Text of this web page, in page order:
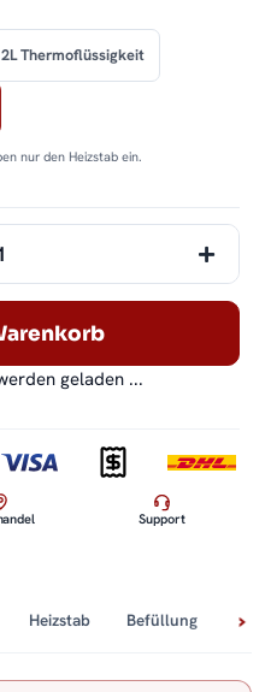
Thermoflüssigkeit
nur den Heizstab ein.
geladen ...
Support
Heizstab Befüllung